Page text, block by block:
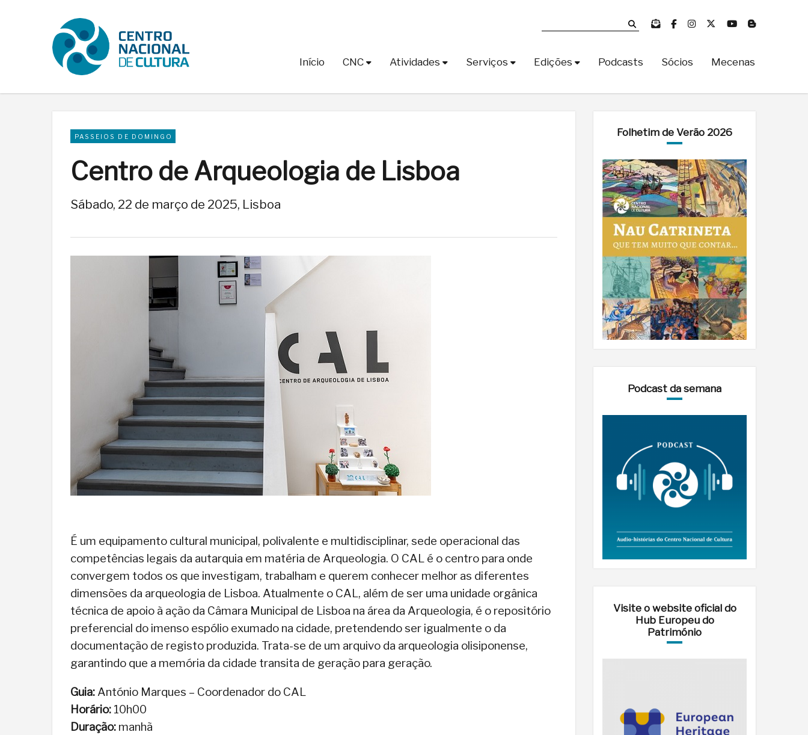
Início CNC Atividades Serviços Edições Podcasts Sócios Mecenas
PASSEIOS DE DOMINGO
Centro de Arqueologia de Lisboa
Sábado, 22 de março de 2025, Lisboa
É um equipamento cultural municipal, polivalente e multidisciplinar, sede operacional das
competências legais da autarquia em matéria de Arqueologia. O CAL é o centro para onde
convergem todos os que investigam, trabalham e querem conhecer melhor as diferentes
dimensões da arqueologia de Lisboa. Atualmente o CAL, além de ser uma unidade orgânica
técnica de apoio à ação da Câmara Municipal de Lisboa na área da Arqueologia, é o repositório
preferencial do imenso espólio exumado na cidade, pretendendo ser igualmente o da
documentação de registo produzida. Trata-se de um arquivo da arqueologia olisiponense,
garantindo que a memória da cidade transita de geração para geração.
Guia: António Marques – Coordenador do CAL
Horário: 10h00
Duração: manhã
Folhetim de Verão 2026
Podcast da semana
Visite o website oficial do
Hub Europeu do
Património